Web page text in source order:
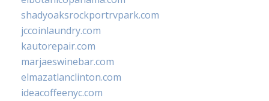
shadyoaksrockportrvpark.com
jccoinlaundry.com
kautorepair.com
marjaeswinebar.com
elmazatlanclinton.com
ideacoffeenyc.com